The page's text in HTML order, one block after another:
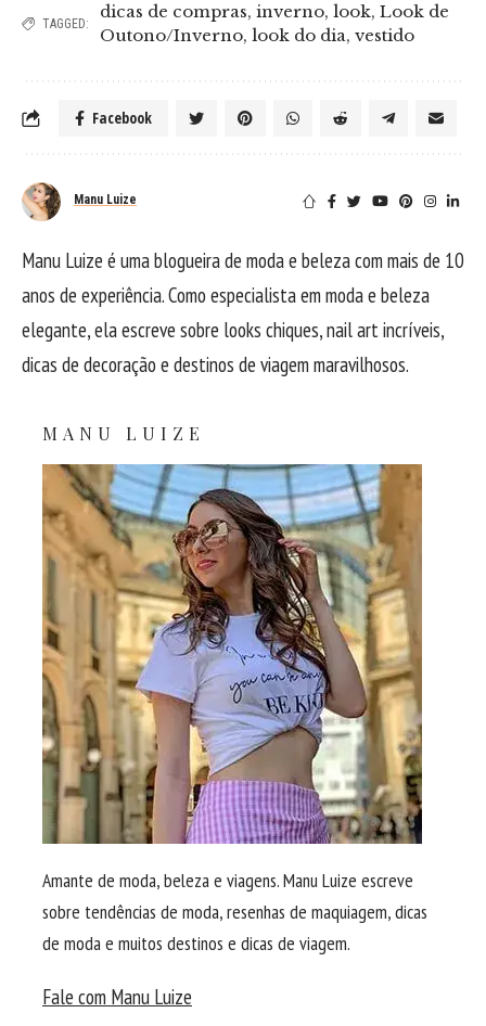
TAGGED:
dicas de compras, inverno, look, Look de
Outono/Inverno, look do dia, vestido
Facebook
Manu Luize
Manu Luize é uma blogueira de moda e beleza com mais de 10
anos de experiência. Como especialista em moda e beleza
elegante, ela escreve sobre looks chiques, nail art incríveis,
dicas de decoração e destinos de viagem maravilhosos.
MANU LUIZE
Amante de moda, beleza e viagens. Manu Luize escreve
sobre tendências de moda, resenhas de maquiagem, dicas
de moda e muitos destinos e dicas de viagem.
Fale com Manu Luize